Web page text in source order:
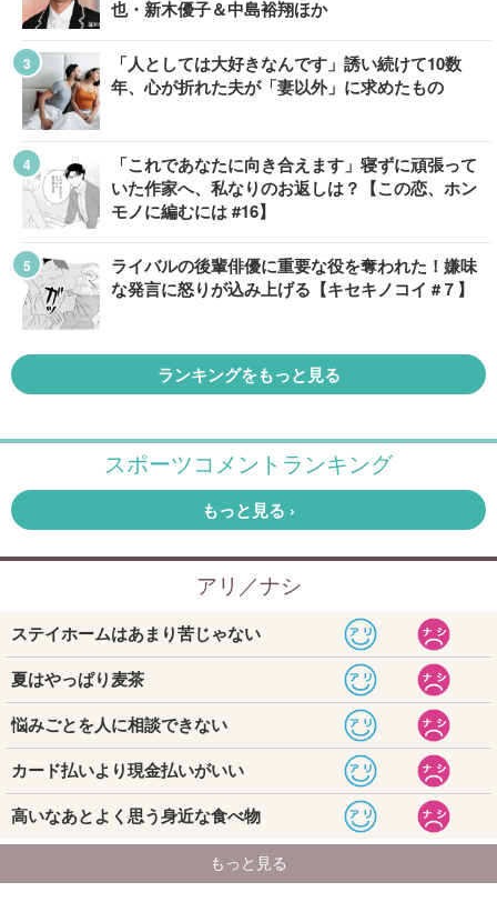
也・新木優子＆中島裕翔ほか
「人としては大好きなんです」誘い続けて10数
年、心が折れた夫が「妻以外」に求めたもの
「これであなたに向き合えます」寝ずに頑張って
いた作家へ、私なりのお返しは？【この恋、ホン
モノに編むには #16】
ライバルの後輩俳優に重要な役を奪われた！嫌味
な発言に怒りが込み上げる【キセキノコイ #７】
ランキングをもっと見る